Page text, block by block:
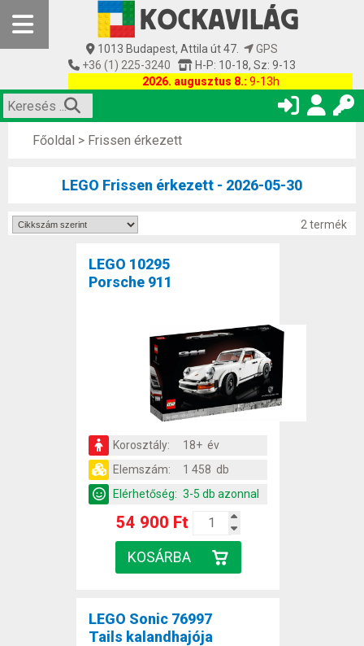
1013 Budapest, Attila út 47.
GPS
+36 (1) 225-3240
H-P: 10-18, Sz: 9-13
2026. augusztus 8.: 9-13h
Főoldal > Frissen érkezett
LEGO Frissen érkezett - 2026-05-30
2 termék
LEGO 10295
Porsche 911
Korosztály:
18+ év
Elemszám:
1 458 db
Elérhetőség: 3-5 db azonnal
54 900 Ft
LEGO Sonic 76997
Tails kalandhajója